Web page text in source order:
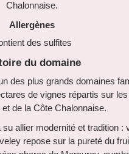
Chalonnaise.
Allergènes
des sulfites
du domaine
des plus grands domaines
de vignes répartis sur
de la Côte Chalonnaise.
allier modernité et tradition
repose sur la pureté du